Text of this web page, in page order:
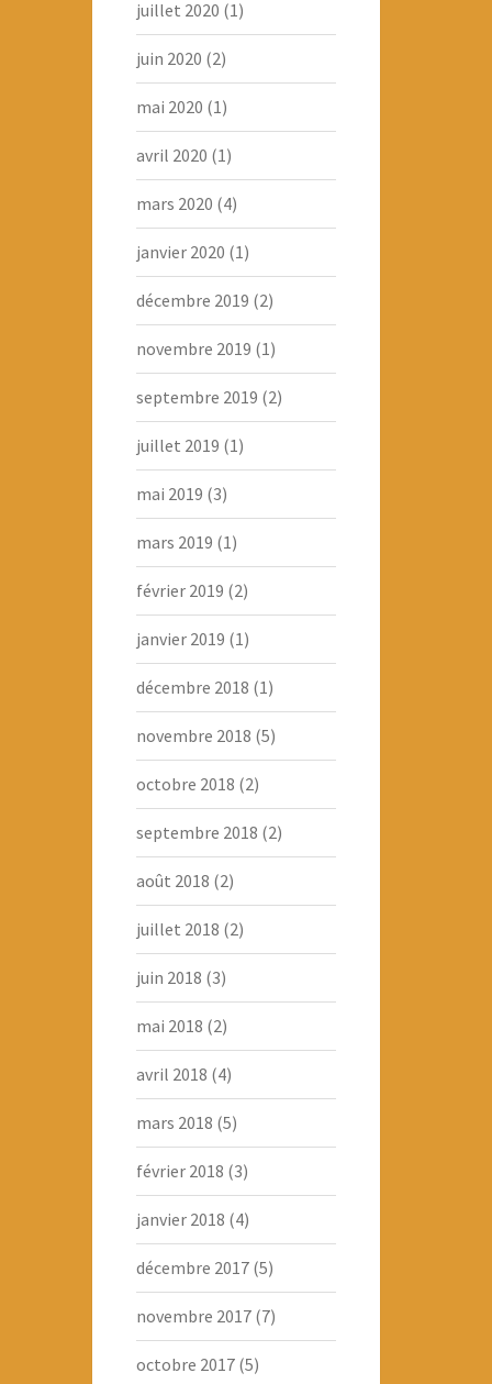
juillet 2020 (1)
juin 2020 (2)
mai 2020 (1)
avril 2020 (1)
mars 2020 (4)
janvier 2020 (1)
décembre 2019 (2)
novembre 2019 (1)
septembre 2019 (2)
juillet 2019 (1)
mai 2019 (3)
mars 2019 (1)
février 2019 (2)
janvier 2019 (1)
décembre 2018 (1)
novembre 2018 (5)
octobre 2018 (2)
septembre 2018 (2)
août 2018 (2)
juillet 2018 (2)
juin 2018 (3)
mai 2018 (2)
avril 2018 (4)
mars 2018 (5)
février 2018 (3)
janvier 2018 (4)
décembre 2017(5)
novembre 2017(7)
octobre 2017(5)